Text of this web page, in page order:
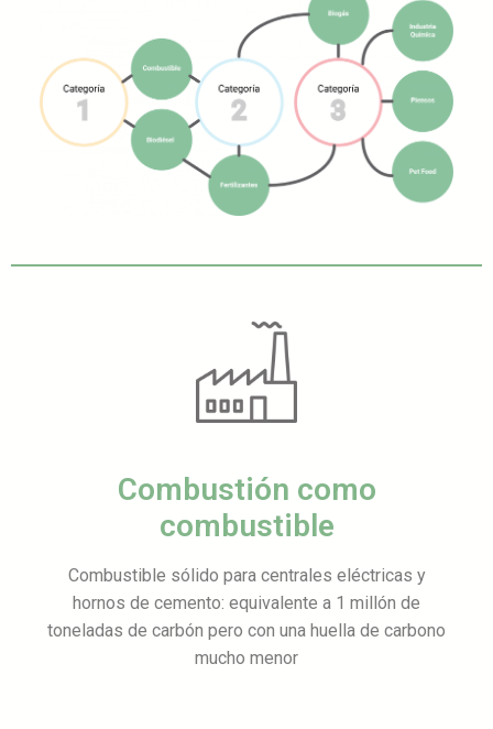
Combustión como
combustible
Combustible sólido para centrales eléctricas y
hornos de cemento: equivalente a 1 millón de
toneladas de carbón pero con una huella de carbono
mucho menor